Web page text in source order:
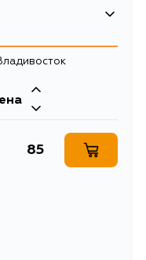
деталь)
85